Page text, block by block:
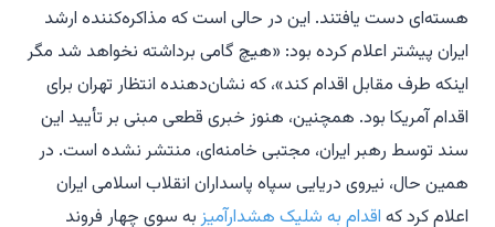
هسته‌ای دست یافتند. این در حالی است که مذاکره‌کننده ارشد
ایران پیشتر اعلام کرده بود: «هیچ گامی برداشته نخواهد شد مگر
اینکه طرف مقابل اقدام کند»، که نشان‌دهنده انتظار تهران برای
اقدام آمریکا بود. همچنین، هنوز خبری قطعی مبنی بر تأیید این
سند توسط رهبر ایران، مجتبی خامنه‌ای، منتشر نشده است. در
همین حال، نیروی دریایی سپاه پاسداران انقلاب اسلامی ایران
اعلام کرد که اقدام به شلیک هشدارآمیزبه سوی چهار فروند